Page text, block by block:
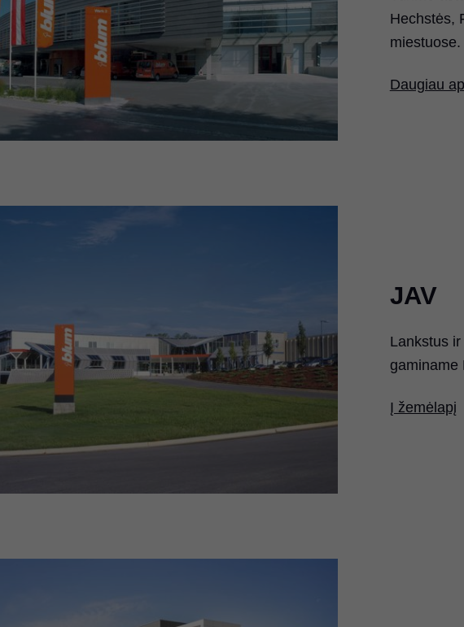
Hechstės,
miestuose.
Daugiau
JAV
Lankstus
gaminame
Į žemėlapį